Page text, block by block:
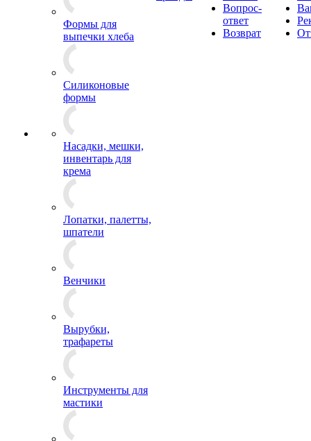
Формы для
выпечки хлеба
Силиконовые
формы
Насадки, мешки,
инвентарь для
крема
Лопатки, палетты,
шпатели
Венчики
Вырубки,
трафареты
Инструменты для
мастики
Вопрос-
ответ
Возврат